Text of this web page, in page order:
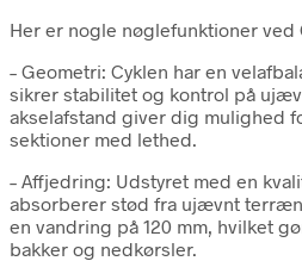
Her er nogle nøglefunktioner ved
– Geometri: Cyklen har en
sikrer stabilitet og kontrol på
akselafstand giver dig mulighed
sektioner med lethed.
– Affjedring: Udstyret med en
absorberer stød fra ujævnt
en vandring på 120 mm, hvilket
bakker og nedkørsler.